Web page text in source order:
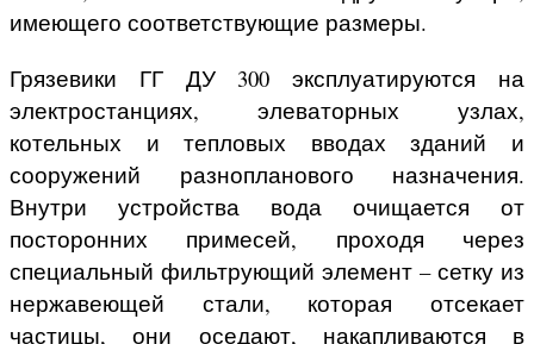
имеющего соответствующие размеры.
Грязевики ГГ ДУ 300 эксплуатируются на
электростанциях, элеваторных узлах,
котельных и тепловых вводах зданий и
сооружений разнопланового назначения.
Внутри устройства вода очищается от
посторонних примесей, проходя через
специальный фильтрующий элемент – сетку из
нержавеющей стали, которая отсекает
частицы, они оседают, накапливаются в